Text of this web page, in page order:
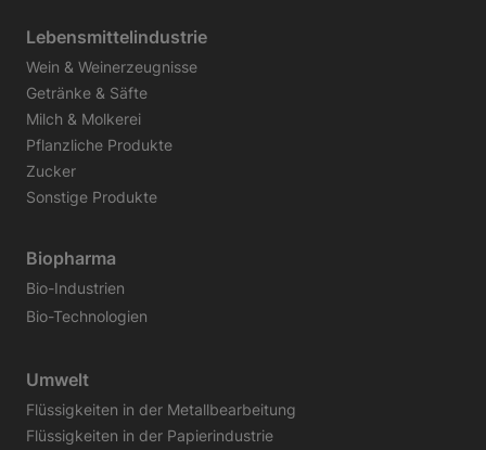
Lebensmittelindustrie
Wein & Weinerzeugnisse
Getränke & Säfte
Milch & Molkerei
Pflanzliche Produkte
Zucker
Sonstige Produkte
Biopharma
Bio-Industrien
Bio-Technologien
Umwelt
Flüssigkeiten in der Metallbearbeitung
Flüssigkeiten in der Papierindustrie